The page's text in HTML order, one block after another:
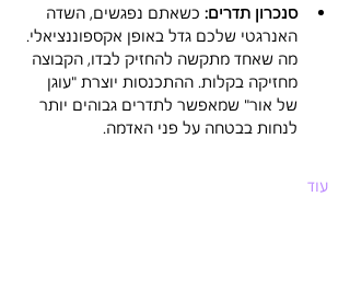
סנכרון תדרים: כשאתם נפגשים, השדה
האנרגטי שלכם גדל באופן אקספוננציאלי.
מה שאחד מתקשה להחזיק לבדו, הקבוצה
מחזיקה בקלות. ההתכנסות יוצרת "עוגן
של אור" שמאפשר לתדרים גבוהים יותר
לנחות בבטחה על פני האדמה.
עוד